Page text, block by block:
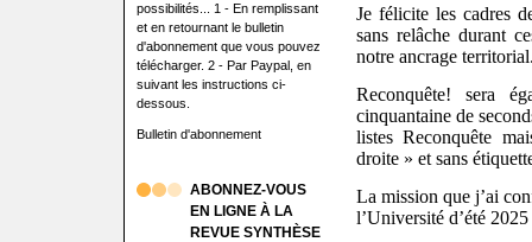
possibilités... 1 - En remplissant
et en retournant le bulletin
d'abonnement que vous pouvez
télécharger. 2 - Par Paypal, en
suivant les instructions ci-
dessous.
Bulletin d'abonnement
ABONNEZ-VOUS
EN LIGNE À LA
REVUE SYNTHÈSE
Je félicite les cadres
sans relâche durant
notre ancrage
Reconquête! sera
cinquantaine de
listes Reconquête
droite » et sans
La mission que j’ai
l’Université d’été